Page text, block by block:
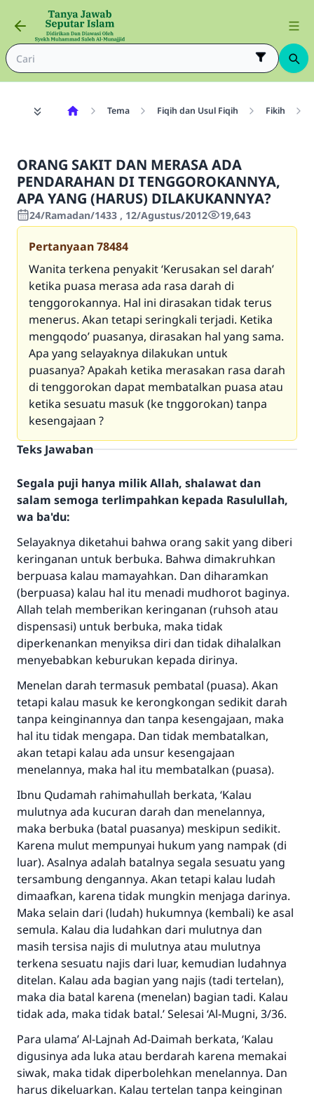
Tema Fiqih dan Usul Fiqih Fikih
ORANG SAKIT DAN MERASA ADA
PENDARAHAN DI TENGGOROKANNYA,
APA YANG (HARUS) DILAKUKANNYA?
24/Ramadan/1433 , 12/Agustus/2012 19,643
Pertanyaan78484
Wanita terkena penyakit ‘Kerusakan sel darah’
ketika puasa merasa ada rasa darah di
tenggorokannya. Hal ini dirasakan tidak terus
menerus. Akan tetapi seringkali terjadi. Ketika
mengqodo’ puasanya, dirasakan hal yang sama.
Apa yang selayaknya dilakukan untuk
puasanya? Apakah ketika merasakan rasa darah
di tenggorokan dapat membatalkan puasa atau
ketika sesuatu masuk (ke tnggorokan) tanpa
kesengajaan ?
Teks Jawaban
Segala puji hanya milik Allah, shalawat dan
salam semoga terlimpahkan kepada Rasulullah,
wa ba'du:
Selayaknya diketahui bahwa orang sakit yang diberi
keringanan untuk berbuka. Bahwa dimakruhkan
berpuasa kalau mamayahkan. Dan diharamkan
(berpuasa) kalau hal itu menadi mudhorot baginya.
Allah telah memberikan keringanan (ruhsoh atau
dispensasi) untuk berbuka, maka tidak
diperkenankan menyiksa diri dan tidak dihalalkan
menyebabkan keburukan kepada dirinya.
Menelan darah termasuk pembatal (puasa). Akan
tetapi kalau masuk ke kerongkongan sedikit darah
tanpa keinginannya dan tanpa kesengajaan, maka
hal itu tidak mengapa. Dan tidak membatalkan,
akan tetapi kalau ada unsur kesengajaan
menelannya, maka hal itu membatalkan (puasa).
Ibnu Qudamah rahimahullah berkata, ‘Kalau
mulutnya ada kucuran darah dan menelannya,
maka berbuka (batal puasanya) meskipun sedikit.
Karena mulut mempunyai hukum yang nampak (di
luar). Asalnya adalah batalnya segala sesuatu yang
tersambung dengannya. Akan tetapi kalau ludah
dimaafkan, karena tidak mungkin menjaga darinya.
Maka selain dari (ludah) hukumnya (kembali) ke asal
semula. Kalau dia ludahkan dari mulutnya dan
masih tersisa najis di mulutnya atau mulutnya
terkena sesuatu najis dari luar, kemudian ludahnya
ditelan. Kalau ada bagian yang najis (tadi tertelan),
maka dia batal karena (menelan) bagian tadi. Kalau
tidak ada, maka tidak batal.’ Selesai ‘Al-Mugni, 3/36.
Para ulama’ Al-Lajnah Ad-Daimah berkata, ‘Kalau
digusinya ada luka atau berdarah karena memakai
siwak, maka tidak diperbolehkan menelannya. Dan
harus dikeluarkan. Kalau tertelan tanpa keinginan